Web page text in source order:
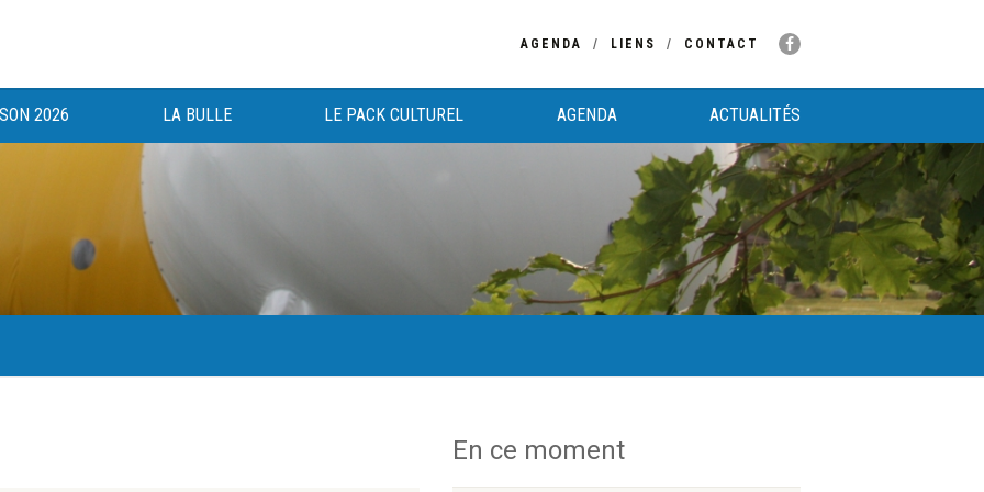
AGENDA LIENS CONTACT
2026 LA BULLE LE PACK CULTUREL AGENDA ACTUALITÉS
au bénéfice des haut-saônois depuis 1983. En ce moment